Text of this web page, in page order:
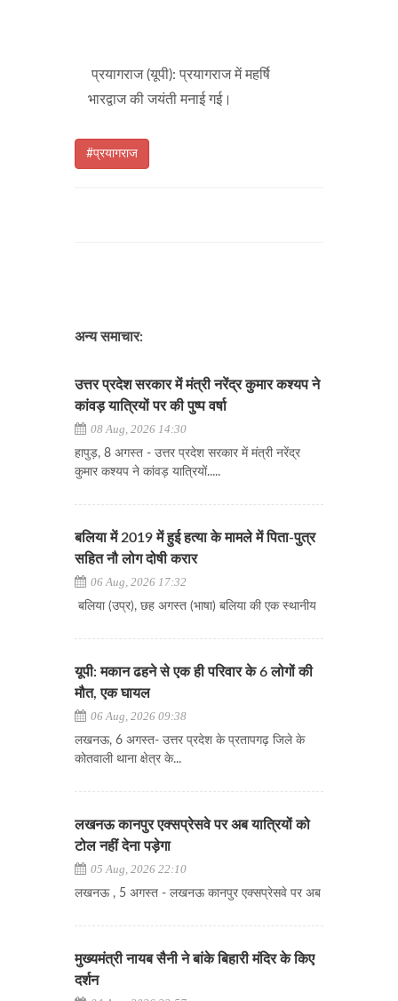
प्रयागराज (यूपी): प्रयागराज में महर्षि
भारद्वाज की जयंती मनाई गई।
#प्रयागराज
अन्य समाचार:
उत्तर प्रदेश सरकार में मंत्री नरेंद्र कुमार कश्यप ने
कांवड़ यात्रियों पर की पुष्प वर्षा
08 Aug, 2026 14:30
हापुड़, 8 अगस्त - उत्तर प्रदेश सरकार में मंत्री नरेंद्र
कुमार कश्यप ने कांवड़ यात्रियों.....
बलिया में 2019 में हुई हत्या के मामले में पिता-पुत्र
सहित नौ लोग दोषी करार
06 Aug, 2026 17:32
बलिया (उप्र), छह अगस्त (भाषा) बलिया की एक स्थानीय
यूपी: मकान ढहने से एक ही परिवार के 6 लोगों की
मौत, एक घायल
06 Aug, 2026 09:38
लखनऊ, 6 अगस्त- उत्तर प्रदेश के प्रतापगढ़ जिले के
कोतवाली थाना क्षेत्र के...
लखनऊ कानपुर एक्सप्रेसवे पर अब यात्रियों को
टोल नहीं देना पड़ेगा
05 Aug, 2026 22:10
लखनऊ , 5 अगस्त - लखनऊ कानपुर एक्सप्रेसवे पर अब
मुख्यमंत्री नायब सैनी ने बांके बिहारी मंदिर के किए
दर्शन